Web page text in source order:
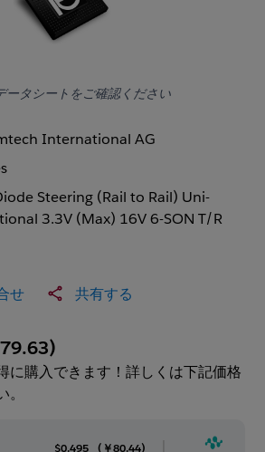
ータシートをご確認ください
International AG
Steering (Rail to Rail) Uni-
3.3V (Max) 16V 6-SON T/R
せ 共有する
)
に購入できます！詳しくは下記価格
$0.495 ( ￥80.44)